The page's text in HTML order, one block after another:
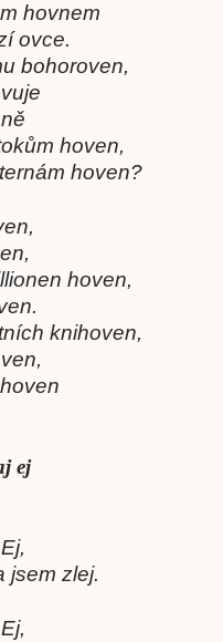
hovnem
ovce.
bohoroven,
hoven,
hoven?
hoven,
knihoven,
ej
jsem zlej.